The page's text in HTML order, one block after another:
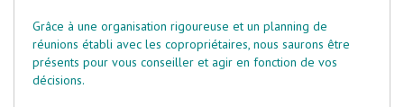
Grâce à une organisation rigoureuse et un planning de
réunions établi avec les copropriétaires, nous saurons être
présents pour vous conseiller et agir en fonction de vos
décisions.